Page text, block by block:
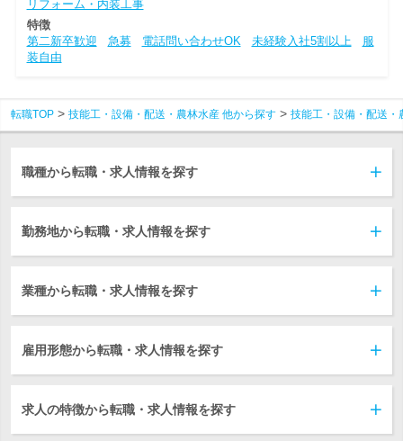
リフォーム・内装工事
特徴
第二新卒歓迎
急募 電話問い合わせOK 未経験入社5割以上
服
装自由
転職TOP 技能工・設備・配送・農林水産 他から探す 技能工・設備・配送・
職種から転職・求人情報を探す
勤務地から転職・求人情報を探す
業種から転職・求人情報を探す
雇用形態から転職・求人情報を探す
求人の特徴から転職・求人情報を探す